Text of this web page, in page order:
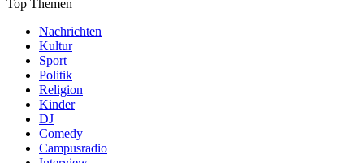
Top Themen
Nachrichten
Kultur
Sport
Politik
Religion
Kinder
DJ
Comedy
Campusradio